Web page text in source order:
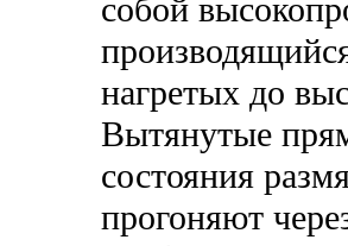
собой
нагретых до
Вытянутые
состояния
прогоняют